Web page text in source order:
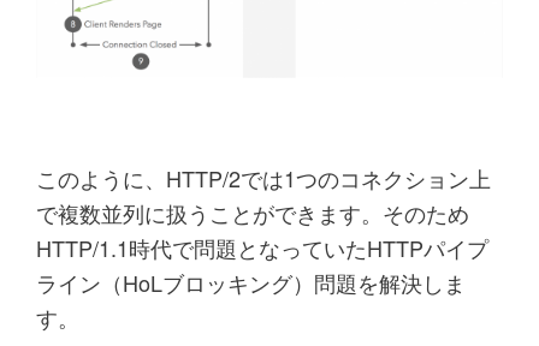
このように、HTTP/2では1つのコネクション上
で複数並列に扱うことができます。そのため
HTTP/1.1時代で問題となっていたHTTPパイプ
ライン（HoLブロッキング）問題を解決しま
す。